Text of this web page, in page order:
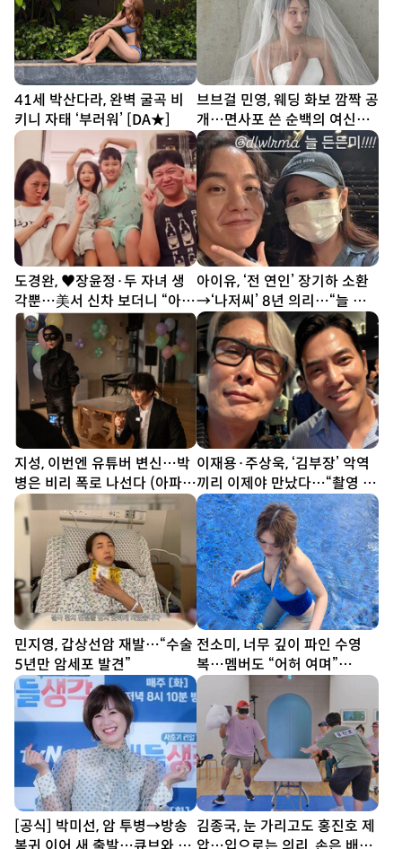
41세 박산다라, 완벽 굴곡 비
키니 자태 ‘부러워’ [DA★]
브브걸 민영, 웨딩 화보 깜짝 공
개…면사포 쓴 순백의 여신
[DA★]
도경완, ♥장윤정·두 자녀 생
각뿐…美서 신차 보더니 “아빠
열심히 할게” [SD톡톡]
아이유, ‘전 연인’ 장기하 소환
→‘나저씨’ 8년 의리…“늘 든
든” [SD톡톡]
지성, 이번엔 유튜버 변신…박
병은 비리 폭로 나선다 (아파
트)
이재용·주상욱, ‘김부장’ 악역
끼리 이제야 만났다…“촬영 땐
한 번도 못 봐” [SD셀픽]
민지영, 갑상선암 재발…“수술
5년만 암세포 발견”
전소미, 너무 깊이 파인 수영
복…멤버도 “어허 여며”
[DA★]
[공식] 박미선, 암 투병→방송 김종국, 눈 가리고도 홍진호 제